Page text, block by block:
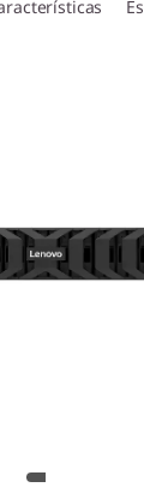
2U24